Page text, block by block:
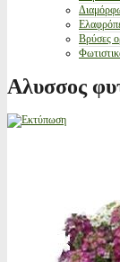
Βρύσες
Αλυσσος